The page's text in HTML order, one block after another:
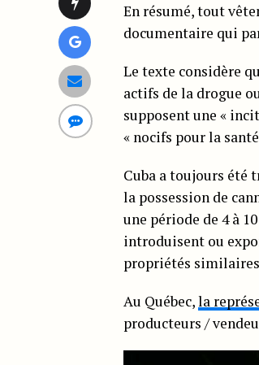
En résumé, tout
documentaire qui
Le texte considère
actifs de la drogue
supposent une «
« nocifs pour la
Cuba a toujours été
la possession de
une période de 4 à
introduisent ou
propriétés
Au Québec,la
producteurs /